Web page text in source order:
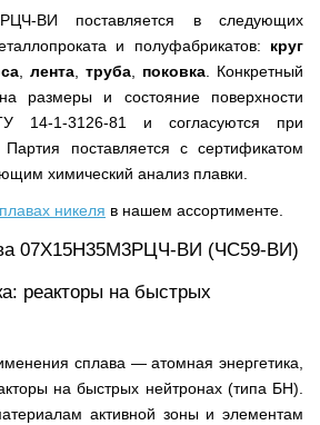
ВИ поставляется в следующих
и полуфабрикатов: круг
лента труба поковка . Конкретный
размеры и состояние поверхности
14-1-3126-81 и согласуются при
поставляется с сертификатом
химический анализ плавки.
никеля в нашем ассортименте.
07Х15Н35М3РЦЧ-ВИ (ЧС59-ВИ)
реакторы на быстрых
сплава — атомная энергетика,
на быстрых нейтронах (типа БН).
активной зоны и элементам